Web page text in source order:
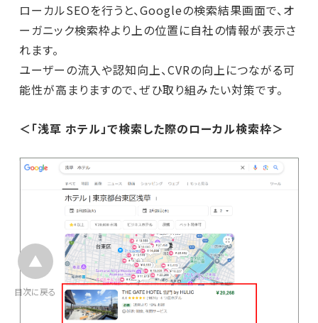
ローカルSEOを行うと、Googleの検索結果画面で、オ
ーガニック検索枠より上の位置に自社の情報が表示さ
れます。
ユーザーの流入や認知向上、CVRの向上につながる可
能性が高まりますので、ぜひ取り組みたい対策です。
＜「浅草 ホテル」で検索した際のローカル検索枠＞
目次に戻る